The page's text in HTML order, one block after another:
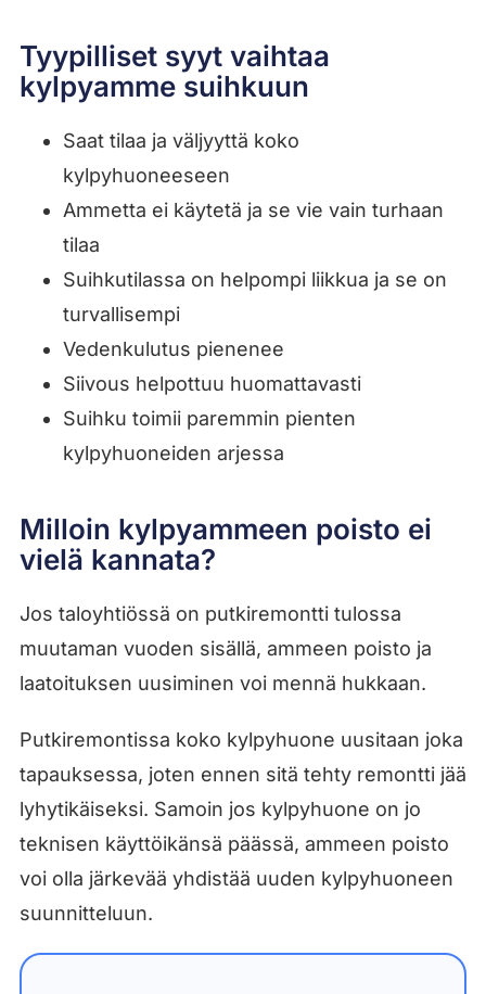
Tyypilliset syyt vaihtaa
kylpyamme suihkuun
Saat tilaa ja väljyyttä koko
kylpyhuoneeseen
Ammetta ei käytetä ja se vie vain turhaan
tilaa
Suihkutilassa on helpompi liikkua ja se on
turvallisempi
Vedenkulutus pienenee
Siivous helpottuu huomattavasti
Suihku toimii paremmin pienten
kylpyhuoneiden arjessa
Milloin kylpyammeen poisto ei
vielä kannata?
Jos taloyhtiössä on putkiremontti tulossa
muutaman vuoden sisällä, ammeen poisto ja
laatoituksen uusiminen voi mennä hukkaan.
Putkiremontissa koko kylpyhuone uusitaan joka
tapauksessa, joten ennen sitä tehty remontti jää
lyhytikäiseksi. Samoin jos kylpyhuone on jo
teknisen käyttöikänsä päässä, ammeen poisto
voi olla järkevää yhdistää uuden kylpyhuoneen
suunnitteluun.